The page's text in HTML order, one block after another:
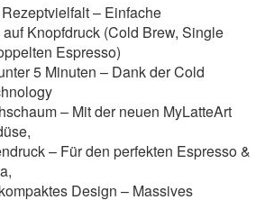
– Einfache
Knopfdruck (Cold Brew, Single
Espresso)
5 Minuten – Dank der Cold
– Mit der neuen MyLatteArt
– Für den perfekten Espresso &
Design – Massives